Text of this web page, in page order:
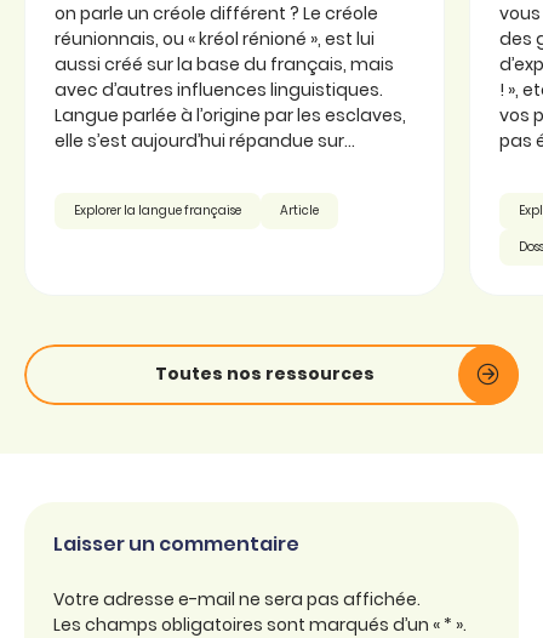
on parle un créole différent ? Le créole
réunionnais, ou « kréol rénioné », est lui
aussi créé sur la base du français, mais
avec d’autres influences linguistiques.
Langue parlée à l’origine par les esclaves,
elle s’est aujourd’hui répandue sur...
Explorer la langue française Article
des
! »,
vos
pas
Toutes nos ressources
Laisser un commentaire
Votre adresse e-mail ne sera pas affichée.
Les champs obligatoires sont marqués d’un « * ».